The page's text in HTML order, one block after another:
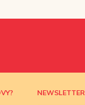
NEWSLETTER